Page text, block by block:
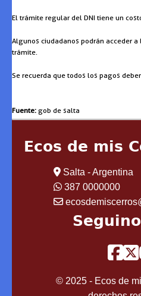
El trámite regular del DNI tiene un
Algunos ciudadanos podrán acceder a
trámite.
Se recuerda que todos los pagos
Fuente: gob de salta
Ecos de mis
Salta - Argentina
387 0000000
© 2025 - Ecos de